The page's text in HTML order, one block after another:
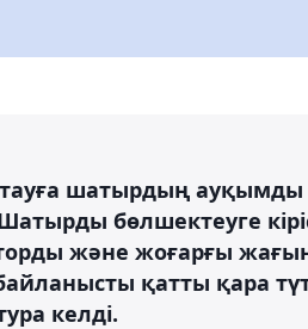
шатырдың
бөлшектеуге
және жоғарғы
қатты қара
келді.